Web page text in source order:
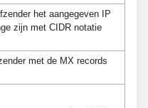
het aangegeven IP
zijn met CIDR notatie
met de MX records